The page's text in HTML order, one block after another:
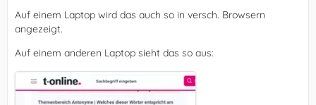
Auf einem Laptop wird das auch so in versch. Browsern
angezeigt.
Auf einem anderen Laptop sieht das so aus: